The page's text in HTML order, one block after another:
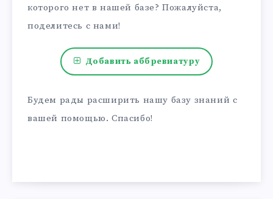
которого нет в нашей базе? Пожалуйста,
поделитесь с нами!
Добавить аббревиатуру
Будем рады расширить нашу базу знаний с
вашей помощью. Спасибо!